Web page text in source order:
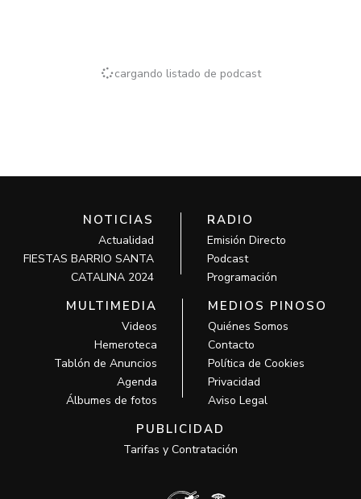
cargando listado de podcast
NOTICIAS
Actualidad
FIESTAS BARRIO SANTA
CATALINA 2024
RADIO
Emisión Directo
Podcast
Programación
MULTIMEDIA
Videos
Hemeroteca
Tablón de Anuncios
Agenda
Álbumes de fotos
MEDIOS PINOSO
Quiénes Somos
Contacto
Política de Cookies
Privacidad
Aviso Legal
PUBLICIDAD
Tarifas y Contratación